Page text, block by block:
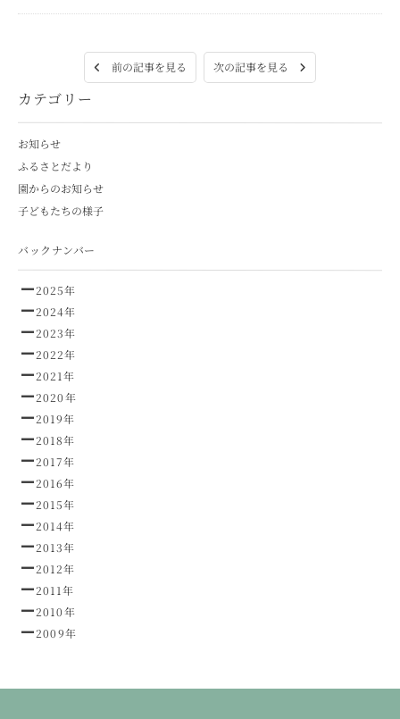
カテゴリー
お知らせ
ふるさとだより
園からのお知らせ
子どもたちの様子
バックナンバー
2025年
2024年
2023年
2022年
2021年
2020年
2019年
2018年
2017年
2016年
2015年
2014年
2013年
2012年
2011年
2010年
2009年
前の記事を見る 次の記事を見る